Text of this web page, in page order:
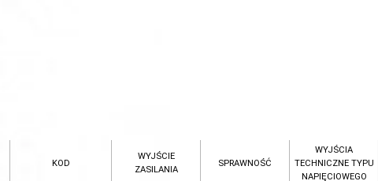
KOD
WYJŚCIE
ZASILANIA
SPRAWNOŚĆ
WYJŚCIA
TECHNICZNE TYPU
NAPIĘCIOWEGO